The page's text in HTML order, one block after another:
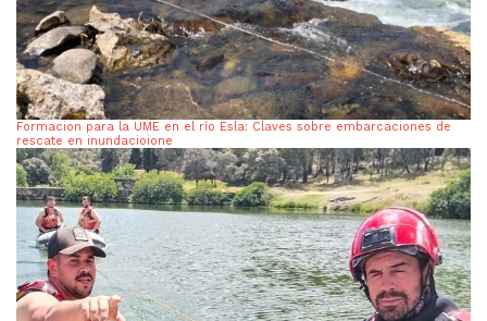
Formacion para la UME en el río Esla: Claves sobre embarcaciones de
rescate en inundacioione